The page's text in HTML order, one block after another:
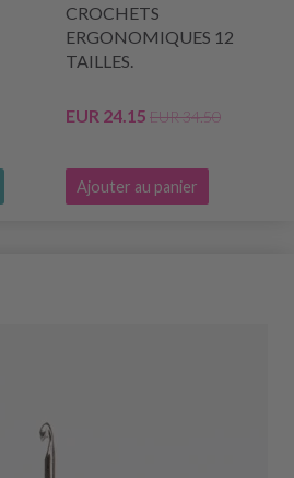
CROCHETS
ERGONOMIQUES 12
TAILLES.
EUR 24.15 EUR 34.50
Ajouter au panier